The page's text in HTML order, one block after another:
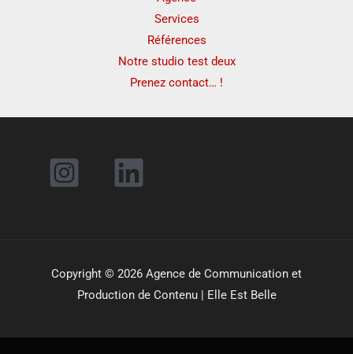
Services
Références
Notre studio test deux
Prenez contact… !
Copyright © 2026 Agence de Communication et
Production de Contenu | Elle Est Belle